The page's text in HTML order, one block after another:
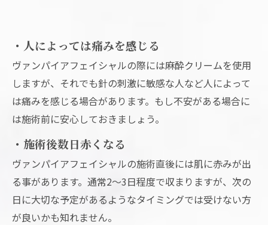
・人によっては痛みを感じる
ヴァンパイアフェイシャルの際には麻酔クリームを使用
しますが、それでも針の刺激に敏感な人など人によって
は痛みを感じる場合があります。もし不安がある場合に
は施術前に安心しておきましょう。
・施術後数日赤くなる
ヴァンパイアフェイシャルの施術直後には肌に赤みが出
る事があります。通常2～3日程度で収まりますが、次の
日に大切な予定があるようなタイミングでは受けない方
が良いかも知れません。